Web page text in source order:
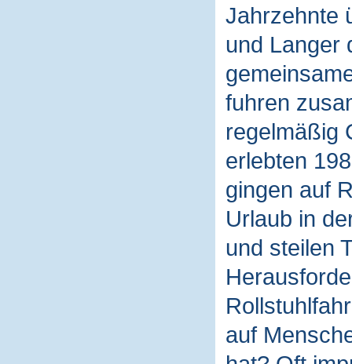
Jahrzehnte
und Langer
fuhren
regelmäßig
erlebten
gingen auf
Urlaub in
und steilen
auf